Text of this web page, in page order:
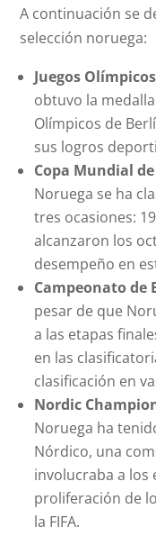
A continuación se
selección noruega:
Juegos Olímpicos
obtuvo la
Olímpicos de
sus logros
Copa Mundial de
Noruega se ha
tres ocasiones:
alcanzaron los
desempeño en
Campeonato de
pesar de que
a las etapas
en las
clasificación en
Nordic
Noruega ha
Nórdico, una
involucraba a los
proliferación de
la FIFA.